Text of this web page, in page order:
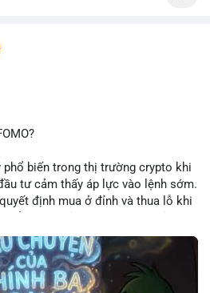
phổ biến trong thị trường crypto khi
tư cảm thấy áp lực vào lệnh sớm.
định mua ở đỉnh và thua lỗ khi